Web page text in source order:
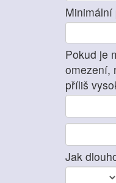
Minimální
Pokud je
omezení,
příliš
Jak